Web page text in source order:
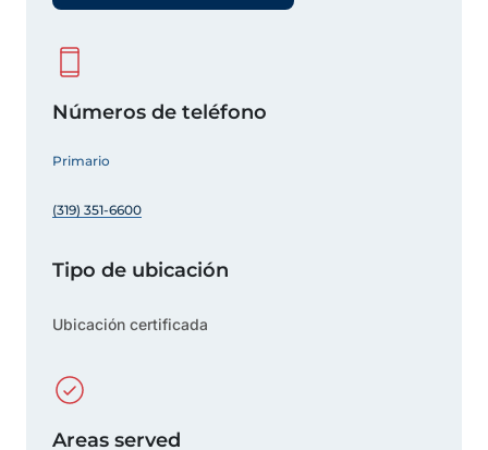
Números de teléfono
Primario
(319) 351-6600
Tipo de ubicación
Ubicación certificada
Areas served